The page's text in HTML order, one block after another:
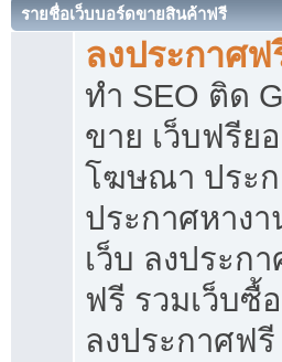
รายชื่อเว็บบอร์ดขายสินค้าฟรี
ลงประกาศฟ
ทำ SEO ติด
ขาย เว็บฟรีย
โฆษณา ประ
ประกาศหาง
เว็บ ลงประก
ฟรี รวมเว็บซื้
ลงประกาศฟ